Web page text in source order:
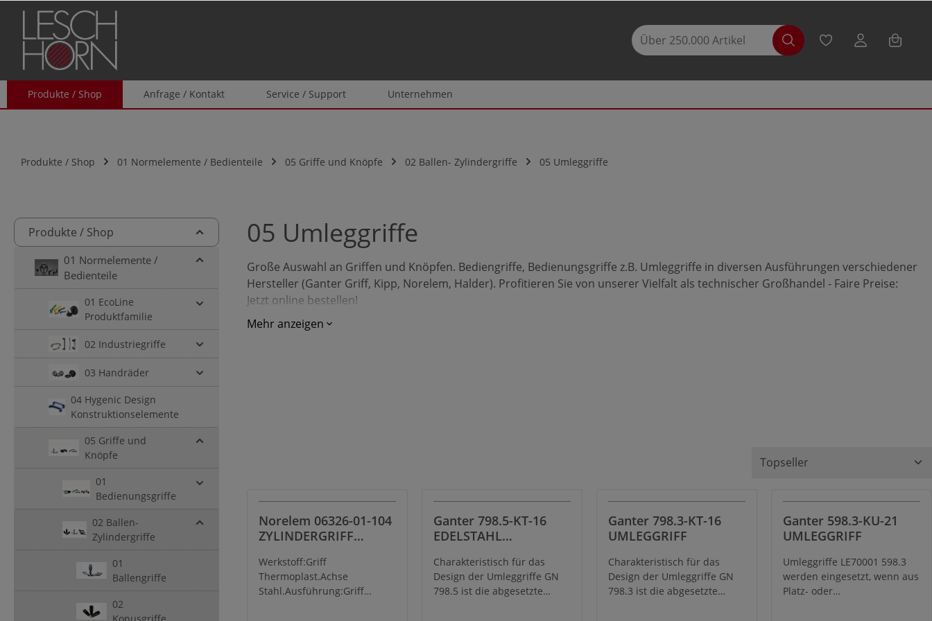
Zur Hauptnavigation springen
Produkte / Shop Anfrage / Kontakt Service / Support Unternehmen
Produkte / Shop 01 Normelemente / Bedienteile 05 Griffe und Knöpfe 02 Ballen- Zylindergriffe 05 Umleggriffe
Produkte / Shop
01 Normelemente /
Bedienteile
01 EcoLine
Produktfamilie
02 Industriegriffe
03 Handräder
04 Hygenic Design
Konstruktionselemente
05 Griffe und
Knöpfe
01
Bedienungsgriffe
02 Ballen-
Zylindergriffe
01
Ballengriffe
02
05 Umleggriffe
Große Auswahl an Griffen und Knöpfen. Bediengriffe, Bedienungsgriffe z.B. Umleggriffe in diversen Ausführungen verschiedener
Hersteller (Ganter Griff, Kipp, Norelem, Halder). Profitieren Sie von unserer Vielfalt als technischer Großhandel - Faire Preise:
Jetzt online bestellen!
Mehr anzeigen
Norelem 06326-01-104
ZYLINDERGRIFF
INNENGEWINDE M04,
L1=40, THERMOPLAST,
KOMP:STAHL
Werkstoff:Griff
Thermoplast.Achse
Stahl.Ausführung:Griff
Ganter 798.5-KT-16
EDELSTAHL
Charakteristisch für das
Design der Umleggriffe GN
798.5 ist die abgesetzte
Ganter 798.3-KT-16
UMLEGGRIFF
Charakteristisch für das
Design der Umleggriffe GN
798.3 ist die abgesetzte
Ganter 598.3-KU-21
UMLEGGRIFF
Umleggriffe LE70001 598.3
werden eingesetzt, wenn aus
Platz- oder